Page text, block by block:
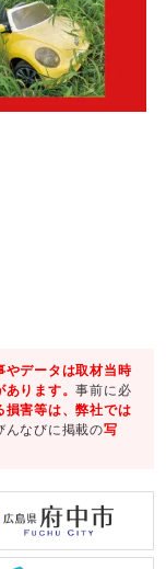
やデータは取材当時
あります。事前に必
損害等は、弊社では
なびに掲載の写